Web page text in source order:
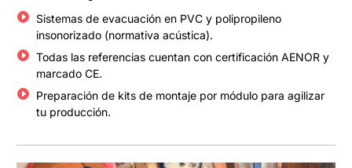
Sistemas de evacuación en PVC y polipropileno
insonorizado (normativa acústica).
Todas las referencias cuentan con certificación AENOR y
marcado CE.
Preparación de kits de montaje por módulo para agilizar
tu producción.